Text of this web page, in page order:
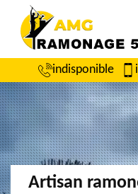
indisponible
Artisan